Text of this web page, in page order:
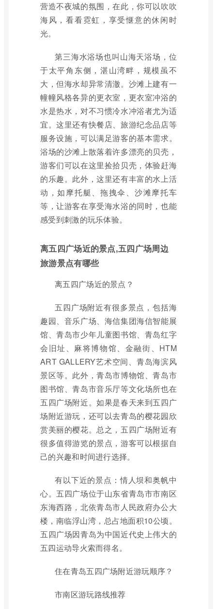
营造不夜城的氛围，在此，你可以吹吹
海风，看看霓虹，享受惬意的休闲时
光。
第三海水浴场也叫山海天浴场，位
于太平角东侧，湛山湾畔，规模虽不
大，但海水却异常清澈。沙滩上建有一
幢幢风格各异的更衣室，更衣室冲浴的
水是热水，对不习惯冷水冲浴者尤为适
宜。这里还有快餐店、旅游纪念品店等
服务设施，可以满足游客的基本需求。
浴场的沙滩上散落着许多漂亮的贝壳，
游客们可以在这里捡拾贝壳，体验赶海
的乐趣。此外，这里还有丰富的水上活
动，如摩托艇、拖拽伞、沙滩摩托车
等，让游客在享受海水浴的同时，也能
感受到刺激的玩乐体验。
离五四广场近的景点,五四广场周边
旅游景点有哪些
离五四广场近的景点？
五四广场附近有很多景点，包括海
趣园、音乐广场、海信集团海信智能展
馆、青岛市少年儿童图书馆、青岛红字
会旧址、麻将博物馆、金融街、HTM
ART GALLERY艺术空间、青岛海滨风
景区等。此外，青岛市博物馆、青岛市
图书馆、青岛市音乐厅等文化场所也在
五四广场附近。如果是春天来到五四广
场附近游玩，还可以去青岛的樱花园欣
赏美丽的樱花。总之，五四广场附近有
很多值得游览的景点，游客可以根据自
己的兴趣和时间进行选择。
有以下近的景点：情人坝和奥帆中
心。五四广场位于山东省青岛市市南区
东海西路，北依青岛市人民政府办公大
楼，南临浮山湾，总占地面积10公顷。
五四广场因青岛为中国近代史上伟大的
五四运动导火索而得名。
住在青岛五四广场附近游玩顺序？
市南区游玩路线推荐